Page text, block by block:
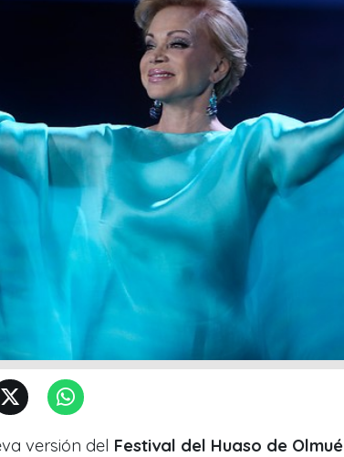
versión del Festival del Huaso de Olmué